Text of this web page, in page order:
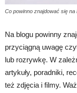
Co powinno znajdować się na
Na blogu powinny
przyciągną uwagę
lub rozrywkę. W
artykuły, poradniki,
też zdjęcia i filmy.